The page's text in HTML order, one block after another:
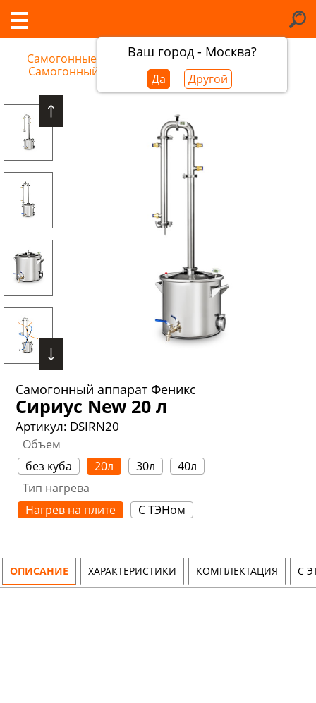
Ваш город - Москва?
Да Другой
Самогонные аппараты в Калининграде/
Самогонный аппарат Феникс Сириус New
Самогонный аппарат Феникс
Сириус New 20 л
Артикул: DSIRN20
Объем
без куба
20л 30л
40л
Тип нагрева
Нагрев на плите
С ТЭНом
ОПИСАНИЕ ХАРАКТЕРИСТИКИ КОМПЛЕКТАЦИЯ С